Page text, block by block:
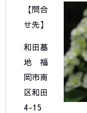
【問合
せ先】
和田墓
地 福
岡市南
区和田
4-15